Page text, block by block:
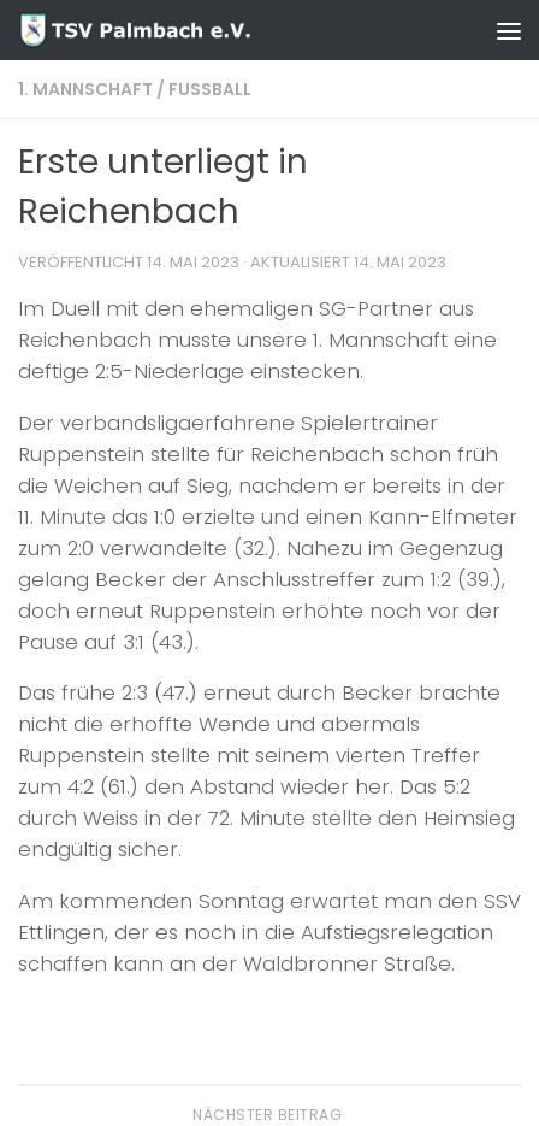
Zum Inhalt springen
1. MANNSCHAFT / FUSSBALL
Erste unterliegt in
Reichenbach
VERÖFFENTLICHT14. MAI 2023 · AKTUALISIERT14. MAI 2023
Im Duell mit den ehemaligen SG-Partner aus
Reichenbach musste unsere 1. Mannschaft eine
deftige 2:5-Niederlage einstecken.
Der verbandsligaerfahrene Spielertrainer
Ruppenstein stellte für Reichenbach schon früh
die Weichen auf Sieg, nachdem er bereits in der
11. Minute das 1:0 erzielte und einen Kann-Elfmeter
zum 2:0 verwandelte (32.). Nahezu im Gegenzug
gelang Becker der Anschlusstreffer zum 1:2 (39.),
doch erneut Ruppenstein erhöhte noch vor der
Pause auf 3:1 (43.).
Das frühe 2:3 (47.) erneut durch Becker brachte
nicht die erhoffte Wende und abermals
Ruppenstein stellte mit seinem vierten Treffer
zum 4:2 (61.) den Abstand wieder her. Das 5:2
durch Weiss in der 72. Minute stellte den Heimsieg
endgültig sicher.
Am kommenden Sonntag erwartet man den SSV
Ettlingen, der es noch in die Aufstiegsrelegation
schaffen kann an der Waldbronner Straße.
NÄCHSTER BEITRAG